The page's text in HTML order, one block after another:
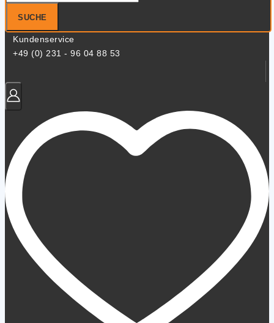
SUCHE
Kundenservice
+49 (0) 231 - 96 04 88 53